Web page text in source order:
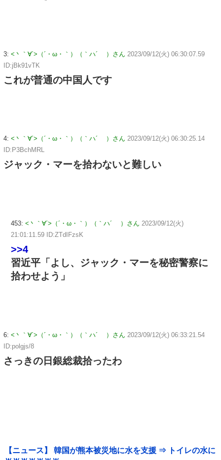
3: <丶｀∀´>（´・ω・｀）（｀ハ´ ）さん 2023/09/12(火) 06:30:07.59
ID:jBk91vTK
これが普通の中国人です
4: <丶｀∀´>（´・ω・｀）（｀ハ´ ）さん 2023/09/12(火) 06:30:25.14
ID:P3BchMRL
ジャック・マーを拾わないと難しい
453: <丶｀∀´>（´・ω・｀）（｀ハ´ ）さん 2023/09/12(火)
21:01:11.59 ID:ZTdIFzsK
>>4
習近平「よし、ジャック・マーを秘密警察に
拾わせよう」
6: <丶｀∀´>（´・ω・｀）（｀ハ´ ）さん 2023/09/12(火) 06:33:21.54
ID:polgjs/8
さっきの日銀総裁拾ったわ
【ニュース】 韓国が熊本被災地に水を支援 ⇒ トイレの水に